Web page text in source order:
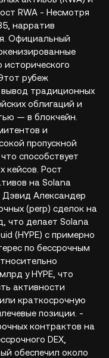
RWA - Несмотря
нарратив
Официальный
исторического
рубеж
традиционных
облигаций и
— в блокчейн.
и
пропускной
способствует
кейсов. Рост
на Solana
Александер
(perp) сделок на
что делает Solana
(HYPE) с примерно
по бессрочным
у HYPE, что
активности
краткосрочную
позиции. -
контрактов на
DEX,
обеспечил около